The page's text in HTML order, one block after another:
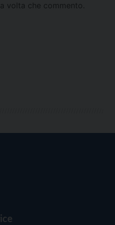
volta che commento.